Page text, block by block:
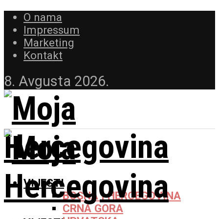
O nama
Impressum
Marketing
Kontakt
8. Avgusta 2026.
VIJESTI
BOSNA I HERCEGOVINA
CRNA GORA